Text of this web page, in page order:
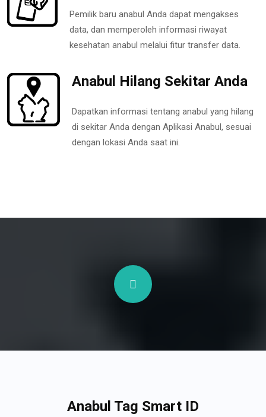
Pemilik baru anabul Anda dapat mengakses
data, dan memperoleh informasi riwayat
kesehatan anabul melalui fitur transfer data.
Anabul Hilang Sekitar Anda
Dapatkan informasi tentang anabul yang hilang
di sekitar Anda dengan Aplikasi Anabul, sesuai
dengan lokasi Anda saat ini.
Anabul Tag Smart ID